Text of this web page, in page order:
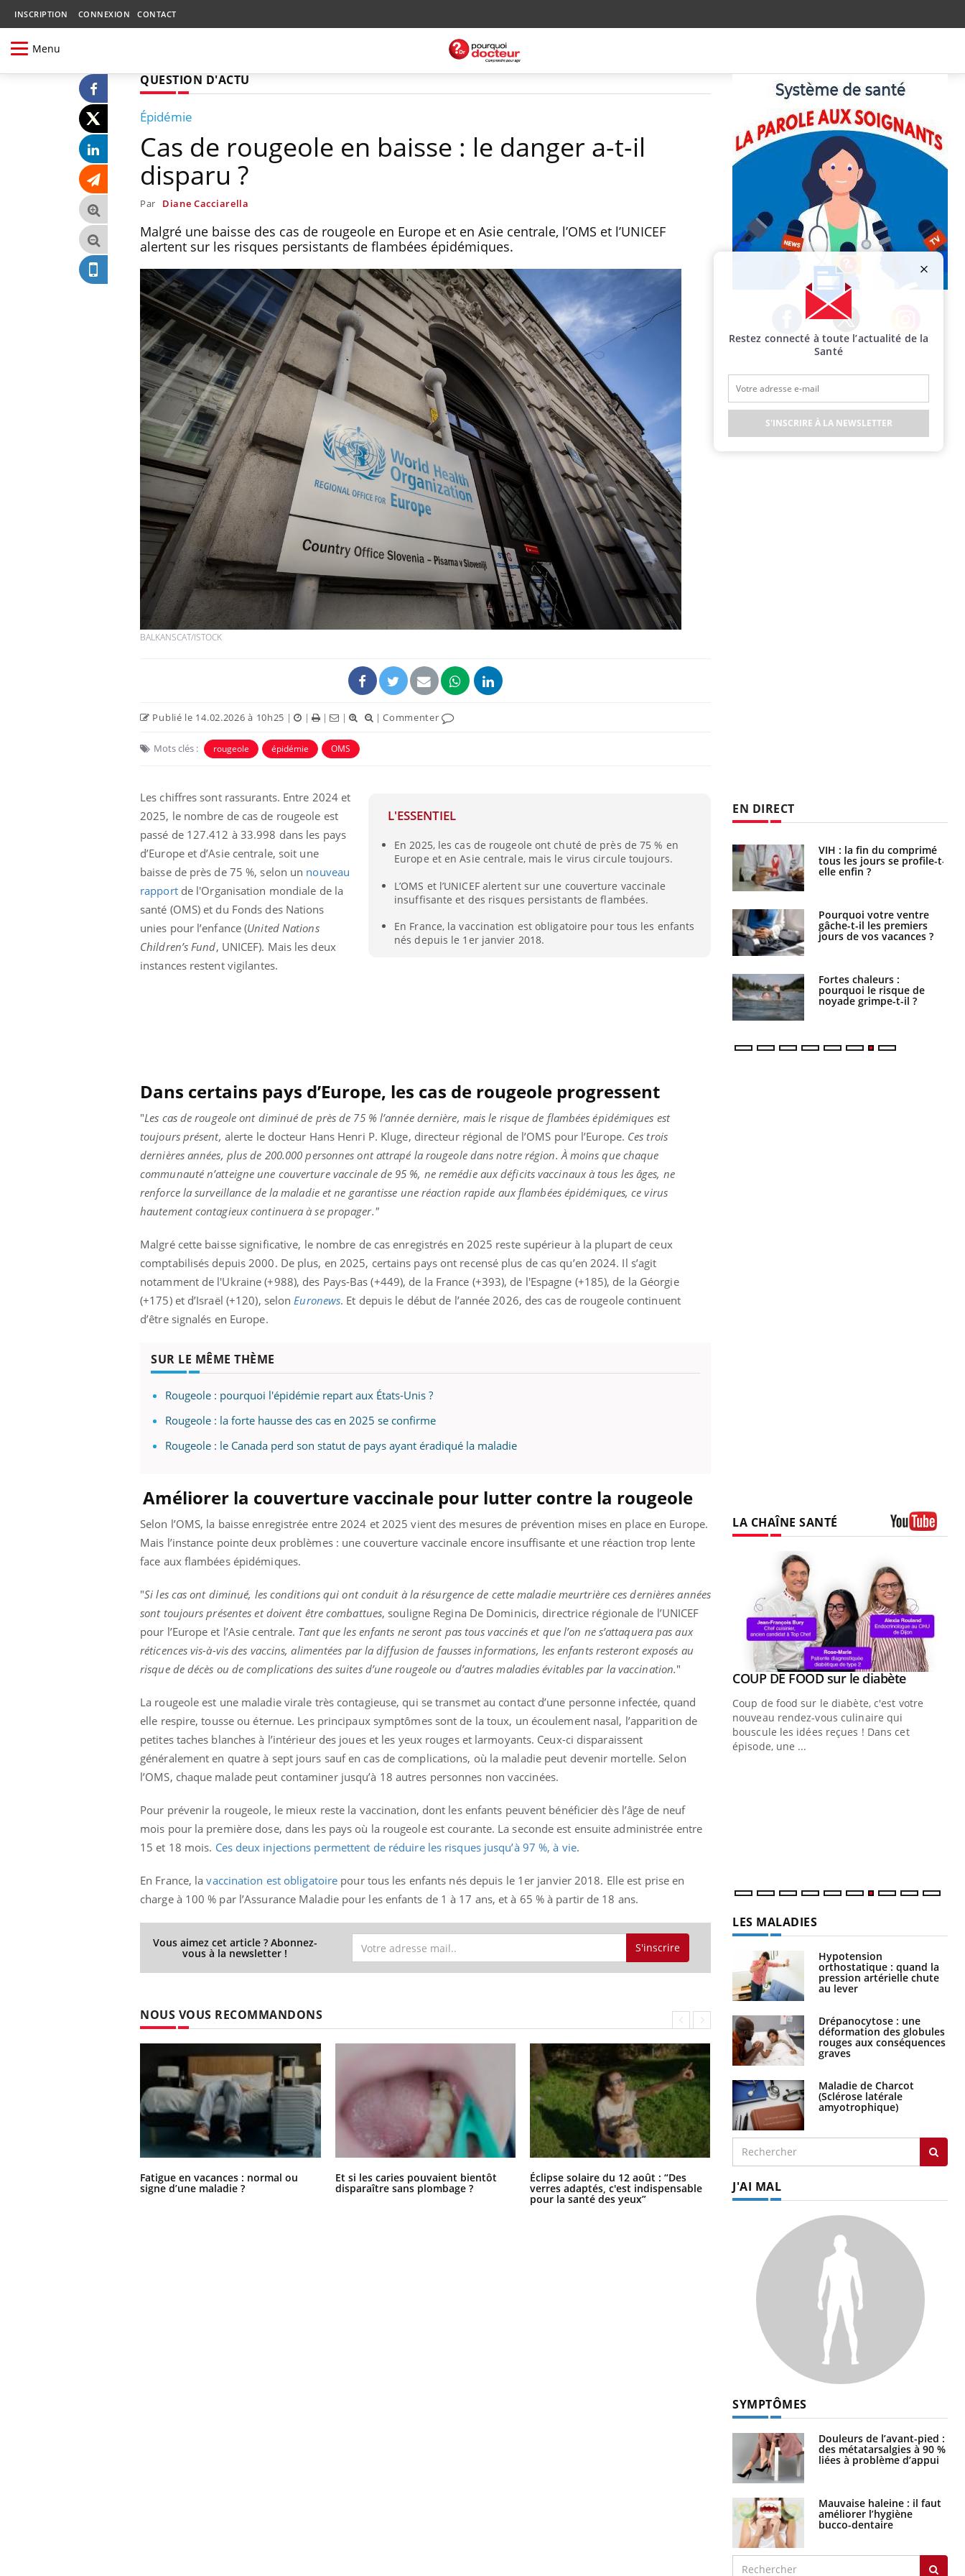
INSCRIPTION CONNEXION CONTACT
Menu
QUESTION D'ACTU
Épidémie
Cas de rougeole en baisse : le danger a-t-il
disparu ?
Par Diane Cacciarella
Malgré une baisse des cas de rougeole en Europe et en Asie centrale, l’OMS et l’UNICEF
alertent sur les risques persistants de flambées épidémiques.
BALKANSCAT/ISTOCK
Publié le 14.02.2026 à 10h25 | | | | |Commenter
Mots clés : rougeole épidémie OMS
L'ESSENTIEL
En 2025, les cas de rougeole ont chuté de près de 75 % en
Europe et en Asie centrale, mais le virus circule toujours.
L’OMS et l’UNICEF alertent sur une couverture vaccinale
insuffisante et des risques persistants de flambées.
En France, la vaccination est obligatoire pour tous les enfants
nés depuis le 1er janvier 2018.
Les chiffres sont rassurants. Entre 2024 et
2025, le nombre de cas de rougeole est
passé de 127.412 à 33.998 dans les pays
d’Europe et d’Asie centrale, soit une
baisse de près de 75 %, selon un nouveau
rapportde l'Organisation mondiale de la
santé (OMS) et du Fonds des Nations
unies pour l’enfance (United Nations
Children’s Fund, UNICEF). Mais les deux
instances restent vigilantes.
Dans certains pays d’Europe, les cas de rougeole progressent
"Les cas de rougeole ont diminué de près de 75 % l’année dernière, mais le risque de flambées épidémiques est
toujours présent, alerte le docteur Hans Henri P. Kluge, directeur régional de l’OMS pour l’Europe. Ces trois
dernières années, plus de 200.000 personnes ont attrapé la rougeole dans notre région. À moins que chaque
communauté n’atteigne une couverture vaccinale de 95 %, ne remédie aux déficits vaccinaux à tous les âges, ne
renforce la surveillance de la maladie et ne garantisse une réaction rapide aux flambées épidémiques, ce virus
hautement contagieux continuera à se propager."
Malgré cette baisse significative, le nombre de cas enregistrés en 2025 reste supérieur à la plupart de ceux
comptabilisés depuis 2000. De plus, en 2025, certains pays ont recensé plus de cas qu’en 2024. Il s’agit
notamment de l'Ukraine (+988), des Pays-Bas (+449), de la France (+393), de l'Espagne (+185), de la Géorgie
(+175) et d’Israël (+120), selonEuronews. Et depuis le début de l’année 2026, des cas de rougeole continuent
d’être signalés en Europe.
SUR LE MÊME THÈME
Rougeole : pourquoi l'épidémie repart aux États-Unis ?
Rougeole : la forte hausse des cas en 2025 se confirme
Rougeole : le Canada perd son statut de pays ayant éradiqué la maladie
Améliorer la couverture vaccinale pour lutter contre la rougeole
Selon l’OMS, la baisse enregistrée entre 2024 et 2025 vient des mesures de prévention mises en place en Europe.
Mais l’instance pointe deux problèmes : une couverture vaccinale encore insuffisante et une réaction trop lente
face aux flambées épidémiques.
"Si les cas ont diminué, les conditions qui ont conduit à la résurgence de cette maladie meurtrière ces dernières années
sont toujours présentes et doivent être combattues, souligne Regina De Dominicis, directrice régionale de l’UNICEF
pour l’Europe et l’Asie centrale. Tant que les enfants ne seront pas tous vaccinés et que l’on ne s’attaquera pas aux
réticences vis-à-vis des vaccins, alimentées par la diffusion de fausses informations, les enfants resteront exposés au
risque de décès ou de complications des suites d’une rougeole ou d’autres maladies évitables par la vaccination."
La rougeole est une maladie virale très contagieuse, qui se transmet au contact d’une personne infectée, quand
elle respire, tousse ou éternue. Les principaux symptômes sont de la toux, un écoulement nasal, l’apparition de
petites taches blanches à l’intérieur des joues et les yeux rouges et larmoyants. Ceux-ci disparaissent
généralement en quatre à sept jours sauf en cas de complications, où la maladie peut devenir mortelle. Selon
l’OMS, chaque malade peut contaminer jusqu’à 18 autres personnes non vaccinées.
Pour prévenir la rougeole, le mieux reste la vaccination, dont les enfants peuvent bénéficier dès l’âge de neuf
mois pour la première dose, dans les pays où la rougeole est courante. La seconde est ensuite administrée entre
15 et 18 mois. Ces deux injections permettent de réduire les risques jusqu’à 97 %, à vie.
En France, lavaccination est obligatoire pour tous les enfants nés depuis le 1er janvier 2018. Elle est prise en
charge à 100 % par l’Assurance Maladie pour les enfants de 1 à 17 ans, et à 65 % à partir de 18 ans.
Vous aimez cet article ? Abonnez-
vous à la newsletter ! S'inscrire
NOUS VOUS RECOMMANDONS
Fatigue en vacances : normal ou
signe d’une maladie ?
Et si les caries pouvaient bientôt
disparaître sans plombage ?
Éclipse solaire du 12 août : “Des
verres adaptés, c'est indispensable
pour la santé des yeux”
votre cerveau !
Facebook Twitter Instagram
EN DIRECT
Mortalité infantile : un
rapport s’interroge sur
son taux élevé en France
Grossesse à risque : ce jus
naturel attire l'attention
des chercheurs
Toujours connectés :
comment le travail
sur nos soirées
stratégie simple aurait
changé la donne au Pays
basque
Les médicaments GLP-1
protègent-ils aussi les os
change dans la prise en
VIH : la fin du comprimé
tous les jours se profile-t-
elle enfin ?
Pourquoi votre ventre
gâche-t-il les premiers
jours de vos vacances ?
Fortes chaleurs :
pourquoi le risque de
noyade grimpe-t-il ?
LA CHAÎNE SANTÉ
Eczéma Chronique des Mains : se
L'été arrive… et avec lui, un tout nouveau
rythme de vie ! Vacances, plage, piscine,
soleil, activités en plein air… Nos mains
Diabète & Ramadan 2026Youtube
Le Ramadan approche, et, pour de
nombreuses personnes atteintes de
diabète, c'est une période de questions, de
défis, mais ...
Un « jumeau numérique » pour
préventiveYoutube
Un établissement lié à un groupe
mutualiste innove en matière de bilan de
santé : l'utilisation d'un « jumeau
numérique » permet ...
Youtube
COUP DE FOOD sur le diabèteYoutube
Coup de food sur le diabète, c'est votre
nouveau rendez-vous culinaire qui
bouscule les idées reçues ! Dans cet
épisode, une ...
LES MALADIES
Hypotension
orthostatique : quand la
pression artérielle chute
au lever
Drépanocytose : une
déformation des globules
rouges aux conséquences
graves
Maladie de Charcot
(Sclérose latérale
amyotrophique)
J'AI MAL
SYMPTÔMES
Douleurs de l’avant-pied :
des métatarsalgies à 90 %
liées à problème d’appui
Mauvaise haleine : il faut
améliorer l’hygiène
bucco-dentaire
Restez connecté à toute l’actualité de la
Santé
S'INSCRIRE À LA NEWSLETTER